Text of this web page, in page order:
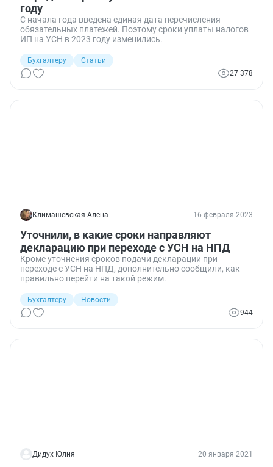
году
С начала года введена единая дата перечисления
обязательных платежей. Поэтому сроки уплаты налогов
ИП на УСН в 2023 году изменились.
Бухгалтеру
Статьи
27 378
Климашевская Алена 16 февраля 2023
Уточнили, в какие сроки направляют
декларацию при переходе с УСН на НПД
Кроме уточнения сроков подачи декларации при
переходе с УСН на НПД, дополнительно сообщили, как
правильно перейти на такой режим.
Бухгалтеру
Новости
944
Дидух Юлия 20 января 2021